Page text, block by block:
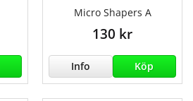
Micro Shapers A
130 kr
Info Köp